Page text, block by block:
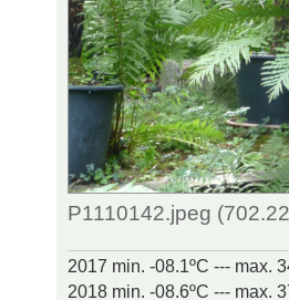
P1110142.jpeg
2017 min. -08.1ºC --- max.
2018 min. -08.6ºC --- max.